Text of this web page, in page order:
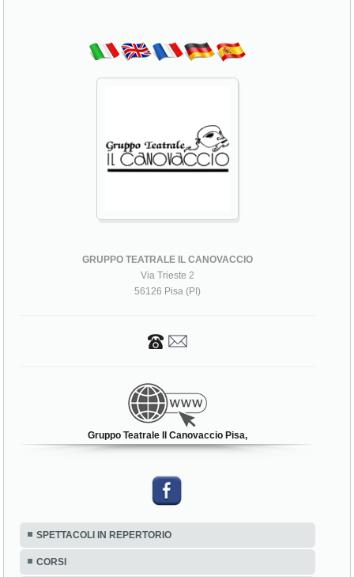
GRUPPO TEATRALE IL CANOVACCIO
Via Trieste 2
56126 Pisa (PI)
Gruppo Teatrale Il Canovaccio Pisa,
SPETTACOLI IN REPERTORIO
CORSI